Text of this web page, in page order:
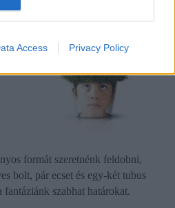
Access Privacy Policy
formát szeretnénk feldobni,
bolt, pár ecset és egy-két tubus
fantáziánk szabhat határokat.